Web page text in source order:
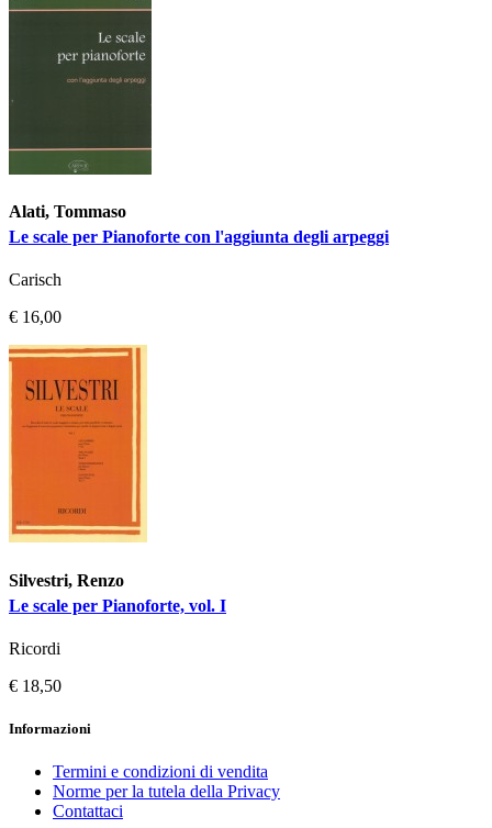
Alati, Tommaso
Le scale per Pianoforte con l'aggiunta degli arpeggi
Carisch
€ 16,00
Silvestri, Renzo
Le scale per Pianoforte, vol. I
Ricordi
€ 18,50
Informazioni
Termini e condizioni di vendita
Norme per la tutela della Privacy
Contattaci